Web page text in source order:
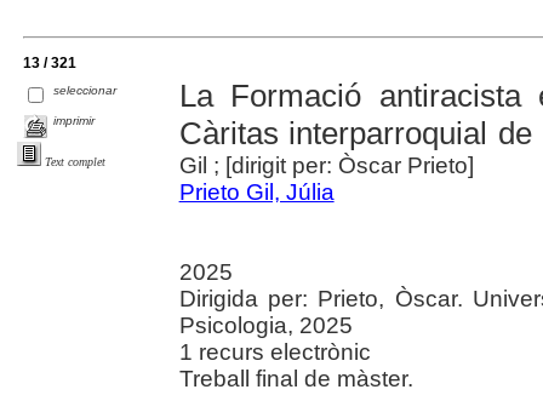
13 / 321
seleccionar
imprimir
Text complet
La Formació
Càritas interparroquial de
Gil ; [dirigit per: Òscar Prieto]
Prieto Gil, Júlia
2025
Dirigida per: Prieto, Òscar.
Psicologia, 2025
1 recurs electrònic
Treball final de màster.